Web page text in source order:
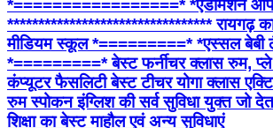
*=================* *एडमिशन
********************************* रायगढ़ का
मीडियम स्कूल *=========* *एस्सल बेबी
*=========* बेस्ट फर्नीचर क्लास रुम, प्ले
कंप्यूटर फैसलिटी बेस्ट टीचर योगा क्लास
रुम स्पोकन इंग्लिश की सर्व सुविधा युक्त जो
शिक्षा का बेस्ट माहौल एवं अन्य सुविधाएं